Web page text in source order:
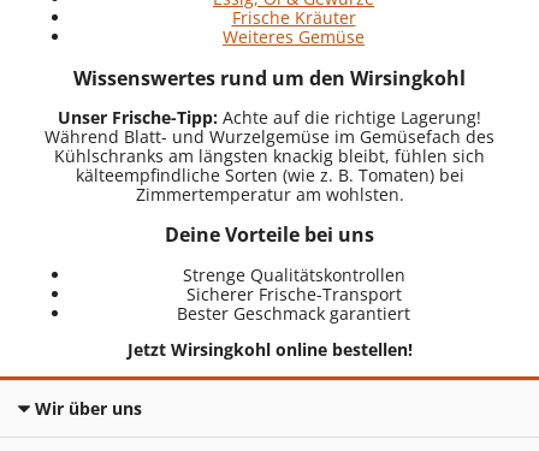
Frische Kräuter
Weiteres Gemüse
Wissenswertes rund um den Wirsingkohl
Unser Frische-Tipp: Achte auf die richtige Lagerung!
Während Blatt- und Wurzelgemüse im Gemüsefach des
Kühlschranks am längsten knackig bleibt, fühlen sich
kälteempfindliche Sorten (wie z. B. Tomaten) bei
Zimmertemperatur am wohlsten.
Deine Vorteile bei uns
Strenge Qualitätskontrollen
Sicherer Frische-Transport
Bester Geschmack garantiert
Jetzt Wirsingkohl online bestellen!
Wir über uns